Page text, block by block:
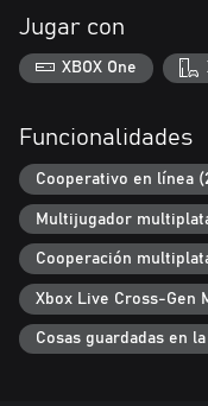
- El juego se ha
Vive junto a tus amigos y
para que el clan
vuestra huella en hitos
Jugar con
XBOX One
Funcionalidades
Cooperativo en línea
Multijugador
Cooperación
Xbox Live Cross-Gen
Cosas guardadas en